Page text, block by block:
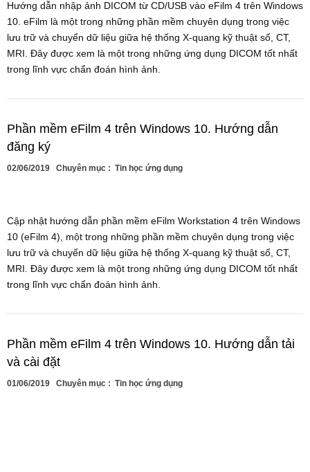
Hướng dẫn nhập ảnh DICOM từ CD/USB vào eFilm 4 trên Windows
10. eFilm là một trong những phần mềm chuyên dụng trong việc
lưu trữ và chuyển dữ liệu giữa hệ thống X-quang kỹ thuật số, CT,
MRI. Đây được xem là một trong những ứng dụng DICOM tốt nhất
trong lĩnh vực chẩn đoán hình ảnh.
Phần mềm eFilm 4 trên Windows 10. Hướng dẫn
đăng ký
02/06/2019 Chuyên mục : Tin học ứng dụng
Cập nhật hướng dẫn phần mềm eFilm Workstation 4 trên Windows
10 (eFilm 4), một trong những phần mềm chuyên dụng trong việc
lưu trữ và chuyển dữ liệu giữa hệ thống X-quang kỹ thuật số, CT,
MRI. Đây được xem là một trong những ứng dụng DICOM tốt nhất
trong lĩnh vực chẩn đoán hình ảnh.
Phần mềm eFilm 4 trên Windows 10. Hướng dẫn tải
và cài đặt
01/06/2019 Chuyên mục : Tin học ứng dụng